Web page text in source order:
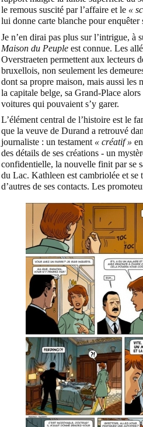
le remous suscité par l’affaire et le «
lui donne carte blanche pour enquêter
Je n’en dirai pas plus sur l’intrigue, à
Maison du Peuple est connue. Les
Overstraeten permettent aux lecteurs
bruxellois, non seulement les
dont sa propre maison, mais aussi les
la capitale belge, sa Grand-Place
voitures qui pouvaient s’y garer.
L’élément central de l’histoire est le
que la veuve de Durand a retrouvé
journaliste : un testament « créatif »
des détails de ses créations - un
confidentielle, la nouvelle finit par se
du Lac. Kathleen est cambriolée et se
d’autres de ses contacts. Les